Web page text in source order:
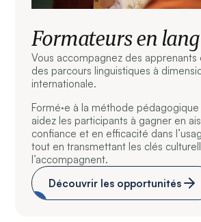
Formateurs en
Vous accompagnez des apprenants
des parcours linguistiques à
internationale.
Formé·e à la méthode pédagogique
aidez les participants à gagner en
confiance et en efficacité dans
tout en transmettant les clés
l’accompagnent.
Découvrir les opportunités